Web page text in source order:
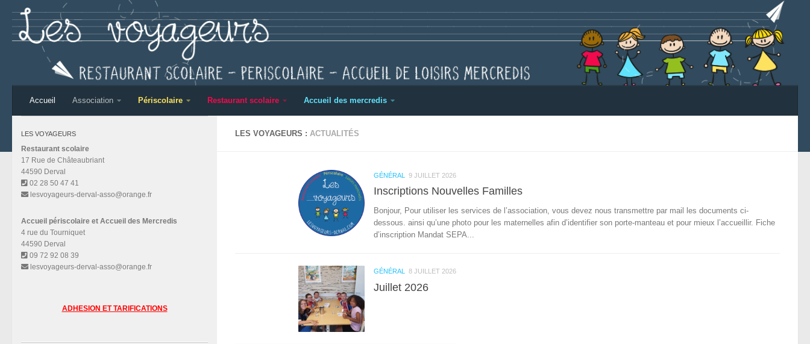
Skip to content
Accueil Association Périscolaire Restaurant scolaire Accueil des mercredis
LES VOYAGEURS : ACTUALITÉS
GÉNÉRAL 9 JUILLET 2026
Inscriptions Nouvelles Familles
Bonjour, Pour utiliser les services de l’association, vous devez nous transmettre par mail les documents ci-
dessous. ainsi qu’une photo pour les maternelles afin d’identifier son porte-manteau et pour mieux l’accueillir. Fiche
d’inscription Mandat SEPA...
GÉNÉRAL 8 JUILLET 2026
Juillet 2026
LES VOYAGEURS
Restaurant scolaire
17 Rue de Châteaubriant
44590 Derval
02 28 50 47 41
lesvoyageurs-derval-asso@orange.fr
Accueil périscolaire et Accueil des Mercredis
4 rue du Tourniquet
44590 Derval
09 72 92 08 39
lesvoyageurs-derval-asso@orange.fr
ADHESION ET TARIFICATIONS